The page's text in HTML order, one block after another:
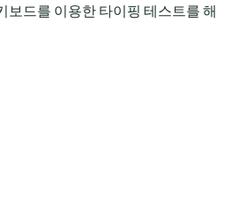
보드를 이용한 타이핑 테스트를 해